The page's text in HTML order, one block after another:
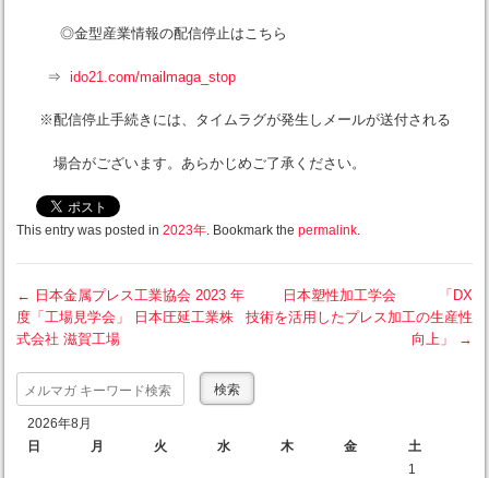
◎金型産業情報の配信停止はこちら
⇒ ido21.com/mailmaga_stop
※配信停止手続きには、タイムラグが発生しメールが送付される
場合がございます。あらかじめご了承ください。
This entry was posted in 2023年. Bookmark the permalink.
Post navigation
← 日本金属プレス工業協会 2023 年
度「工場見学会」 日本圧延工業株
式会社 滋賀工場
日本塑性加工学会 「DX
技術を活用したプレス加工の生産性
向上」
→
Search
2026年8月
日
月 火 水 木 金 土
1